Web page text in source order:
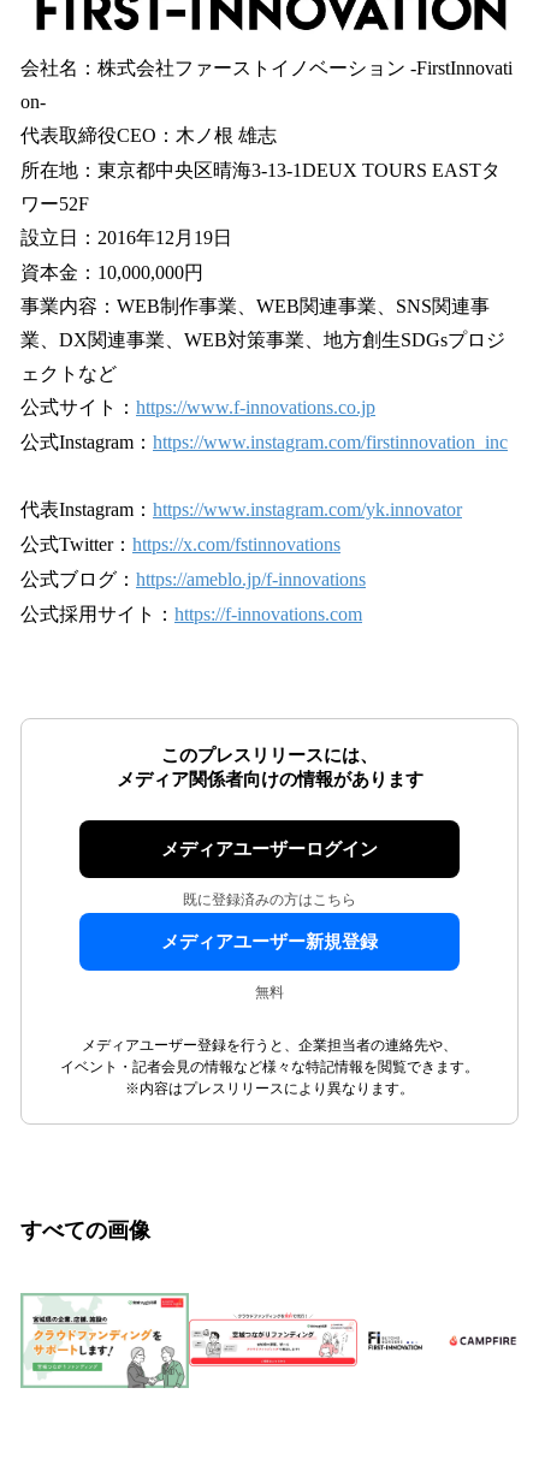
会社名：株式会社ファーストイノベーション -FirstInnovati
on-
代表取締役CEO：⽊ノ根 雄志
所在地：東京都中央区晴海3-13-1DEUX TOURS EASTタ
ワー52F
設⽴⽇：2016年12⽉19⽇
資本⾦：10,000,000円
事業内容：WEB制作事業、WEB関連事業、SNS関連事
業、DX関連事業、WEB対策事業、地方創生SDGsプロジ
ェクトなど
公式サイト： https://www.f-innovations.co.jp
公式Instagram： https://www.instagram.com/firstinnovation_inc
代表Instagram： https://www.instagram.com/yk.innovator
公式Twitter： https://x.com/fstinnovations
公式ブログ： https://ameblo.jp/f-innovations
公式採⽤サイト： https://f-innovations.com
このプレスリリースには、
メディア関係者向けの情報があります
メディアユーザーログイン
既に登録済みの方はこちら
メディアユーザー新規登録
無料
メディアユーザー登録を行うと、企業担当者の連絡先や、
イベント・記者会見の情報など様々な特記情報を閲覧できます。
※内容はプレスリリースにより異なります。
すべての画像